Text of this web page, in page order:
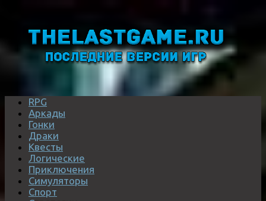
RPG
Аркады
Гонки
Драки
Квесты
Логические
Приключения
Симуляторы
Спорт